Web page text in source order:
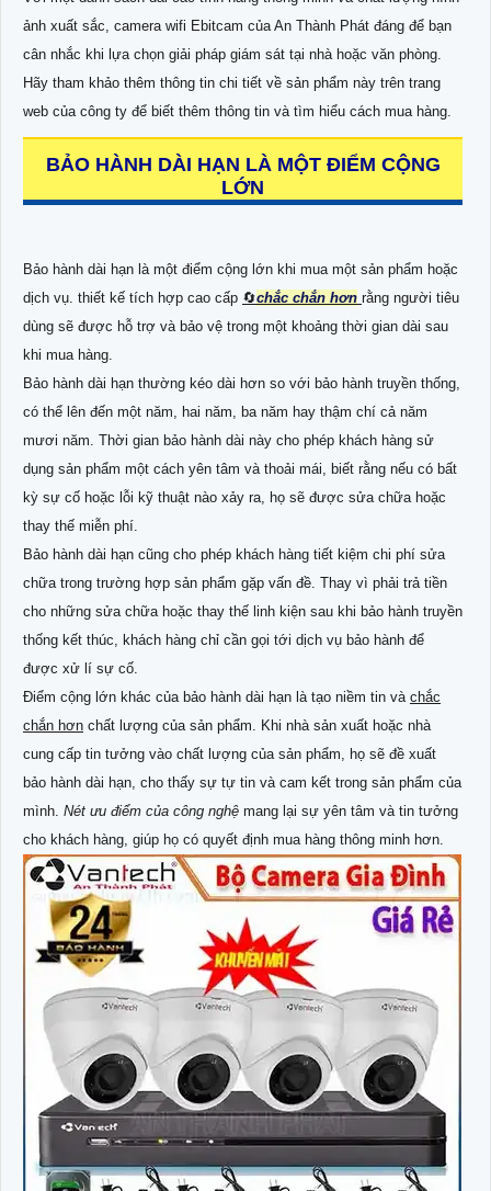
ảnh xuất sắc, camera wifi Ebitcam của An Thành Phát đáng để bạn
cân nhắc khi lựa chọn giải pháp giám sát tại nhà hoặc văn phòng.
Hãy tham khảo thêm thông tin chi tiết về sản phẩm này trên trang
web của công ty để biết thêm thông tin và tìm hiểu cách mua hàng.
BẢO HÀNH DÀI HẠN LÀ MỘT ĐIỂM CỘNG
LỚN
Bảo hành dài hạn là một điểm cộng lớn khi mua một sản phẩm hoặc
dịch vụ. thiết kế tích hợp cao cấp 🔄chắc chắn hơn rằng người tiêu
dùng sẽ được hỗ trợ và bảo vệ trong một khoảng thời gian dài sau
khi mua hàng.
Bảo hành dài hạn thường kéo dài hơn so với bảo hành truyền thống,
có thể lên đến một năm, hai năm, ba năm hay thậm chí cả năm
mươi năm. Thời gian bảo hành dài này cho phép khách hàng sử
dụng sản phẩm một cách yên tâm và thoải mái, biết rằng nếu có bất
kỳ sự cố hoặc lỗi kỹ thuật nào xảy ra, họ sẽ được sửa chữa hoặc
thay thế miễn phí.
Bảo hành dài hạn cũng cho phép khách hàng tiết kiệm chi phí sửa
chữa trong trường hợp sản phẩm gặp vấn đề. Thay vì phải trả tiền
cho những sửa chữa hoặc thay thế linh kiện sau khi bảo hành truyền
thống kết thúc, khách hàng chỉ cần gọi tới dịch vụ bảo hành để
được xử lí sự cố.
Điểm cộng lớn khác của bảo hành dài hạn là tạo niềm tin và chắc
chắn hơn chất lượng của sản phẩm. Khi nhà sản xuất hoặc nhà
cung cấp tin tưởng vào chất lượng của sản phẩm, họ sẽ đề xuất
bảo hành dài hạn, cho thấy sự tự tin và cam kết trong sản phẩm của
mình. Nét ưu điểm của công nghệ mang lại sự yên tâm và tin tưởng
cho khách hàng, giúp họ có quyết định mua hàng thông minh hơn.